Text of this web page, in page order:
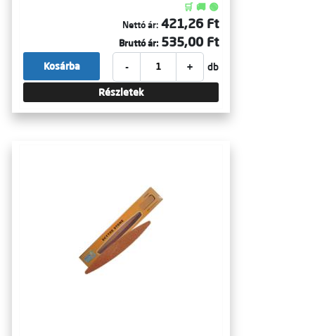
🛒 🚚 🟢
Nettó ár: 421,26 Ft
Bruttó ár: 535,00 Ft
- + db
Kosárba
Részletek